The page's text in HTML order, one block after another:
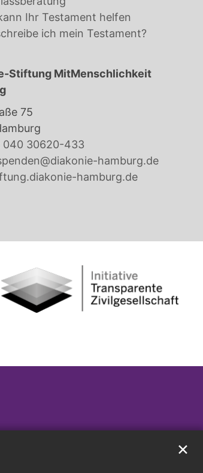
✕
Ihr Testament helfen
ich mein Testament?
Stiftung MitMenschlichkeit
75
040 30620-433
hamburg.de
hamburg.de